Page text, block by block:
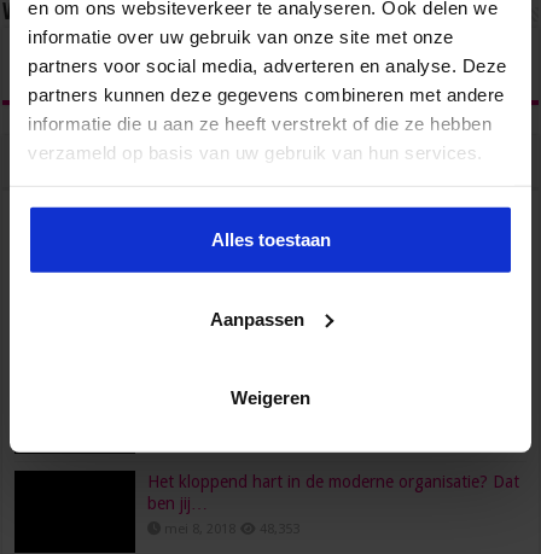
en om ons websiteverkeer te analyseren. Ook delen we
informatie over uw gebruik van onze site met onze
partners voor social media, adverteren en analyse. Deze
partners kunnen deze gegevens combineren met andere
informatie die u aan ze heeft verstrekt of die ze hebben
verzameld op basis van uw gebruik van hun services.
Alles toestaan
Aanpassen
Weigeren
Volg ons via
juni 23, 2022 96,558
Wat verdient een secretaresse?
Het kloppend hart in de moderne organisatie? Dat
ben jij…